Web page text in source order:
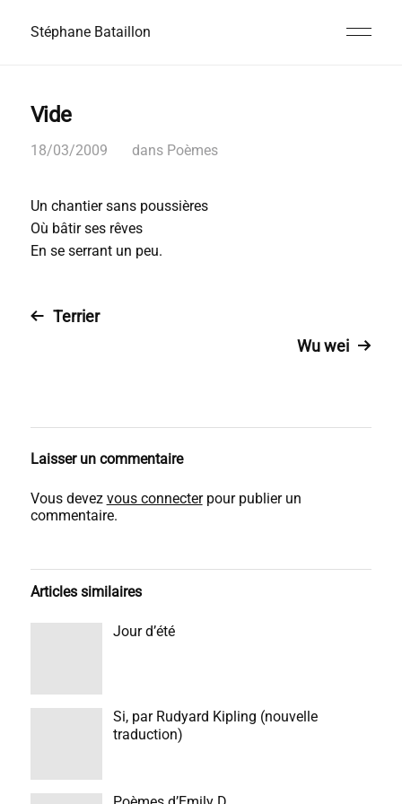
Stéphane Bataillon
Vide
18/03/2009 dans Poèmes
Un chantier sans poussières
Où bâtir ses rêves
En se serrant un peu.
Terrier
Wu wei
Laisser un commentaire
Vous devez vous connecterpour publier un
commentaire.
Articles similaires
Jour d’été
Si, par Rudyard Kipling (nouvelle
traduction)